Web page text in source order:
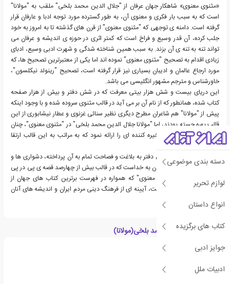
دسته بندی موضوعی
لوازم تحریر
انواع داستان
کتاب های برگزیده
جوایز ادبی
ادبیات ملل
«مثنوی معنوی» شاهکار جهان عرفان از "جلال الدین محمد بلخی" ملقب به "مولانا"
است که به سبب بار فکری و معنوی آن، به طور گسترده مورد توجه ادبا و عارفان قرار
گرفته است. دامنه ی توجهی که "مثنوی معنوی" از قرن های گذشته تا به امروز به خود
جلب کرده، آن قدر وسیع و فراخ است که کمتر اثری در حوزه ی اندیشه و عرفان می
تواند تنه به تنه ی آن بزند. به سبب همین شناخته شدگی و شهرت ادبی وسیع، ادبای
زیادی اقدام به تصحیح "مثنوی معنوی" نموده اند اما یکی از معتبرترین تصحیح ها، که
مورد ارجاع عالمان و ادیبان بسیاری نیز قرار گرفته است، تصحیح "رینولد نیکلسون"،
خاورشناس و مترجم مشهور انگلیسی می باشد.
این دریای بیست و شش هزار بیتی معرفت که در شش دفتر و بیش از هزار صفحه
کتاب شده، همانطور که از نام آن بر می آید در قالب مثنوی سروده شده و با وجود اینکه
پیش از "مولانا" هم شاعران مطرح دیگری نظیر سنائی غزنوی و عطار نیشابوری از این
قالب بهره جسته بودند، اما "مولانا جلال الدین محمد بلخی" در "مثنوی معنوی"، چنان
محتوای شگفت انگیز و خیره کننده ای را ارائه نمود که به مراتب به این قالب ارتقا
بخشید.
آنچه "مولانا" در این شش دفتر به بلاغت و فصاحت تمام به آن پرداخته، دشواری ها و
مصائب انسان در راه رسیدن به خداست که در قالب بیش از چهارصد قصه ی پی در پی
بیان شده است. "مثنوی معنوی" که همواره در فهرست برترین کتاب های جهان از
جایگاه رفیعی برخوردار است، آیینه ای از فرهنگ دینی مردم ایران و اندیشه های آنان
می باشد.
درباره جلال الدین محمد بلخی(مولانا)